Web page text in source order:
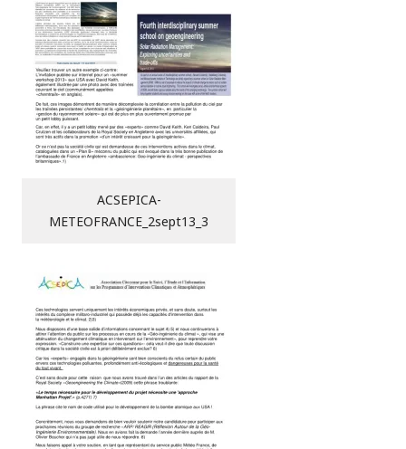
ACSEPICA-
METEOFRANCE_2sept13_3